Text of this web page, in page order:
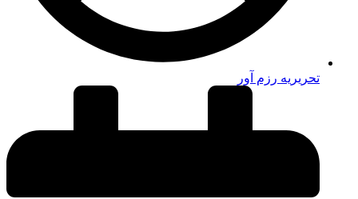
تحریریه رزم آور